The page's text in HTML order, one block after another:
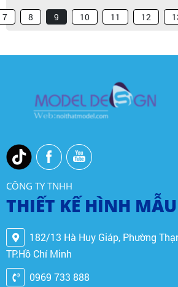
7 8 9 10 11 12
CÔNG TY TNHH
THIẾT KẾ HÌNH MẪU
182/13 Hà Huy Giáp, Phường
TP.Hồ Chí Minh
0969 733 888